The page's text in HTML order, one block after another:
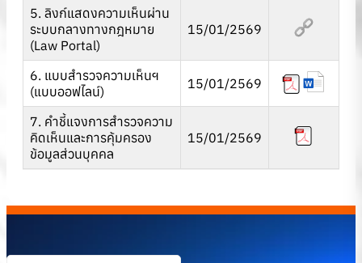
5. ลิงก์แสดงความเห็นผ่าน
ระบบกลางทางกฎหมาย
(Law Portal)
15/01/2569
6. แบบสำรวจความเห็นฯ
(แบบออฟไลน์)
15/01/2569
7. คำชี้แจงการสำรวจความ
คิดเห็นและการคุ้มครอง
ข้อมูลส่วนบุคคล
15/01/2569